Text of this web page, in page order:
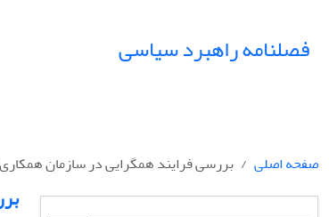
فصلنامه راهبرد سیاسی
صفحه اصلی بررسی فرایند همگرایی در سازمان